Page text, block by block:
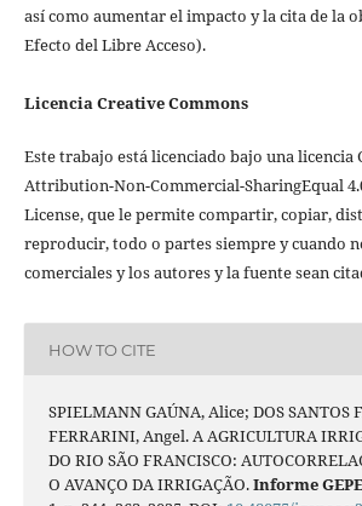
así como aumentar el impacto y la cita de la
Efecto del Libre Acceso).
Licencia Creative Commons
Este trabajo está licenciado bajo una licencia
Attribution-Non-Commercial-SharingEqual
License, que le permite compartir, copiar,
reproducir, todo o partes siempre y cuando
comerciales y los autores y la fuente sean
HOW TO CITE
SPIELMANN GAÚNA, Alice; DOS SANTOS
FERRARINI, Angel. A AGRICULTURA
DO RIO SÃO FRANCISCO:
O AVANÇO DA IRRIGAÇÃO.Informe